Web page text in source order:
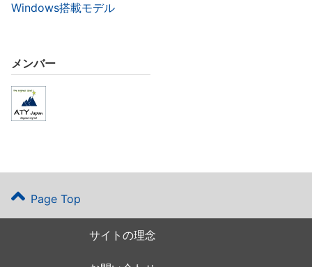
Windows搭載モデル
メンバー
Page Top
サイトの理念